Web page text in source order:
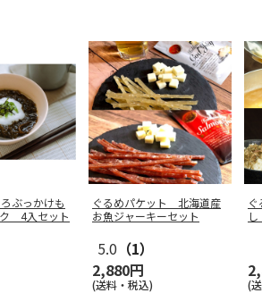
ぶっかけも
4入セット
ぐるめパケット 北海道産
お魚ジャーキーセット
5.0 （1）
2,880円
(送料・税込) (